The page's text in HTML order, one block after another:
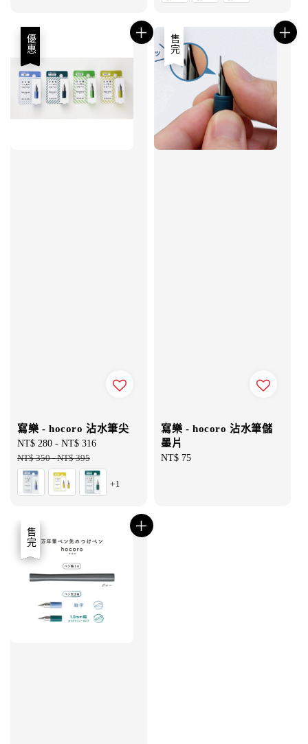
優惠
寫樂 - hocoro 沾水筆尖
Sale
price
NT$ 280 - NT$ 316
NT$ 350-NT$ 395
+1
售完
寫樂 - hocoro 沾水筆儲
墨片
Regular
NT$ 75
優惠
售完